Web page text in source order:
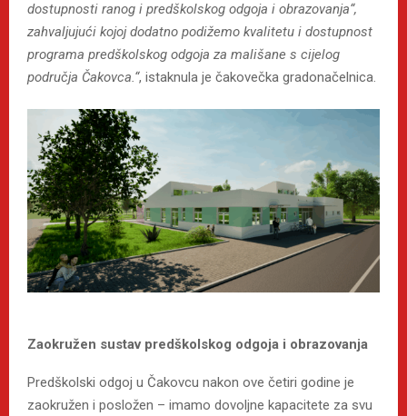
dostupnosti ranog i predškolskog odgoja i obrazovanja“,
zahvaljujući kojoj dodatno podižemo kvalitetu i dostupnost
programa predškolskog odgoja za mališane s cijelog
područja Čakovca.“, istaknula je čakovečka gradonačelnica.
Zaokružen sustav predškolskog odgoja i obrazovanja
Predškolski odgoj u Čakovcu nakon ove četiri godine je
zaokružen i posložen – imamo dovoljne kapacitete za svu